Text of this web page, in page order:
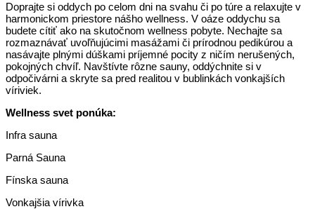
Doprajte si oddych po celom dni na svahu či po túre a relaxujte v
harmonickom priestore nášho wellness. V oáze oddychu sa
budete cítiť ako na skutočnom wellness pobyte. Nechajte sa
rozmaznávať uvoľňujúcimi masážami či prírodnou pedikúrou a
nasávajte plnými dúškami príjemné pocity z ničím nerušených,
pokojných chvíľ. Navštívte rôzne sauny, oddýchnite si v
odpočivárni a skryte sa pred realitou v bublinkách vonkajších
víriviek.
Wellness svet ponúka:
Infra sauna
Parná Sauna
Fínska sauna
Vonkajšia vírivka